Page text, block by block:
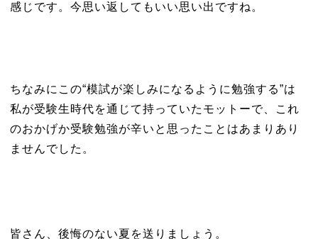
感じです。今思い返してもいい思い出ですね。
ちなみにこの“模試が楽しみになるように勉強する”は
私が受験生時代を通じて持っていたモットーで、これ
のおかげか受験勉強が辛いと思ったことはあまりあり
ませんでした。
皆さん、後悔のない夏を送りましょう。